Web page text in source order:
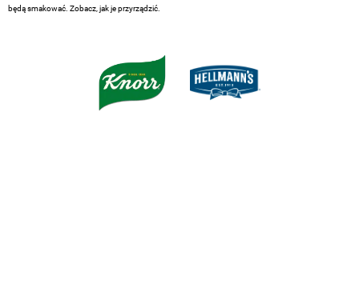
będą smakować. Zobacz, jak je przyrządzić.